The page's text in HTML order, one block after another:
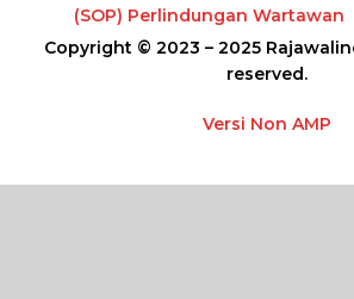
(SOP) Perlindungan Wartawan
Copyright © 2023 – 2025
reserved.
Versi Non AMP